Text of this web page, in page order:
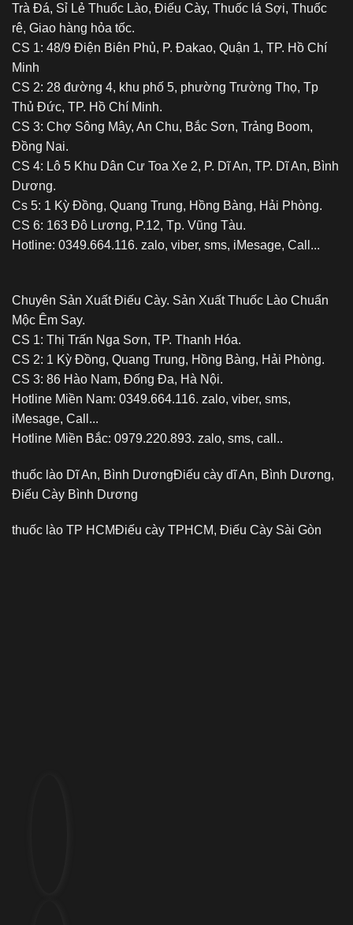
Trà Đá, Sỉ Lẻ Thuốc Lào, Điếu Cày, Thuốc lá Sợi, Thuốc
rê, Giao hàng hỏa tốc.
CS 1: 48/9 Điện Biên Phủ, P. Đakao, Quận 1, TP. Hồ Chí
Minh
CS 2: 28 đường 4, khu phố 5, phường Trường Thọ, Tp
Thủ Đức, TP. Hồ Chí Minh.
CS 3: Chợ Sông Mây, An Chu, Bắc Sơn, Trảng Boom,
Đồng Nai.
CS 4: Lô 5 Khu Dân Cư Toa Xe 2, P. Dĩ An, TP. Dĩ An, Bình
Dương.
Cs 5: 1 Kỳ Đồng, Quang Trung, Hồng Bàng, Hải Phòng.
CS 6: 163 Đô Lương, P.12, Tp. Vũng Tàu.
Hotline: 0349.664.116. zalo, viber, sms, iMesage, Call...
Chuyên Sản Xuất Điếu Cày. Sản Xuất Thuốc Lào Chuẩn
Mộc Êm Say.
CS 1: Thị Trấn Nga Sơn, TP. Thanh Hóa.
CS 2: 1 Kỳ Đồng, Quang Trung, Hồng Bàng, Hải Phòng.
CS 3: 86 Hào Nam, Đống Đa, Hà Nội.
Hotline Miền Nam: 0349.664.116. zalo, viber, sms,
iMesage, Call...
Hotline Miền Bắc: 0979.220.893. zalo, sms, call..
thuốc lào Dĩ An, Bình DươngĐiếu cày dĩ An, Bình Dương,
Điếu Cày Bình Dương
thuốc lào TP HCMĐiếu cày TPHCM, Điếu Cày Sài Gòn